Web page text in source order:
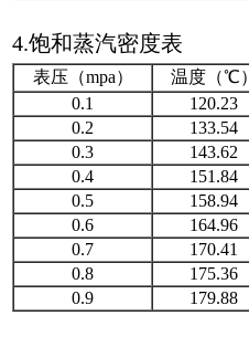
4.饱和蒸汽密度表
表压（mpa） 温度（℃）
0.1
120.23
0.2
133.54
0.3
143.62
0.4
151.84
0.5
158.94
0.6
164.96
0.7
170.41
0.8
175.36
0.9
179.88